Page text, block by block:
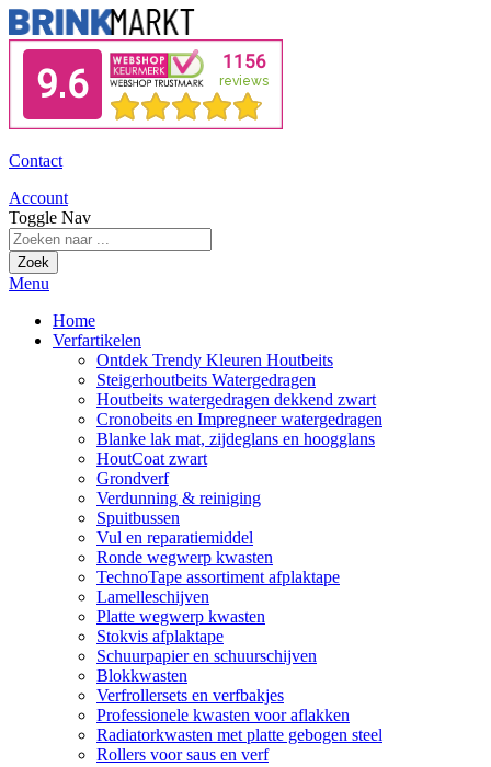
Contact
Account
Toggle Nav
Zoek
Menu
Home
Verfartikelen
Ontdek Trendy Kleuren Houtbeits
Steigerhoutbeits Watergedragen
Houtbeits watergedragen dekkend zwart
Cronobeits en Impregneer watergedragen
Blanke lak mat, zijdeglans en hoogglans
HoutCoat zwart
Grondverf
Verdunning & reiniging
Spuitbussen
Vul en reparatiemiddel
Ronde wegwerp kwasten
TechnoTape assortiment afplaktape
Lamelleschijven
Platte wegwerp kwasten
Stokvis afplaktape
Schuurpapier en schuurschijven
Blokkwasten
Verfrollersets en verfbakjes
Professionele kwasten voor aflakken
Radiatorkwasten met platte gebogen steel
Rollers voor saus en verf